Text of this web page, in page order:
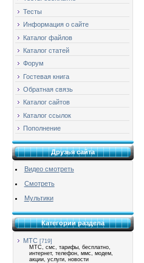
Тесты
Информация о сайте
Каталог файлов
Каталог статей
Форум
Гостевая книга
Обратная связь
Каталог сайтов
Каталог ссылок
Пополнение
Друзья сайта
Видео смотреть
Смотреть
Мультики
Категории раздела
МТС [719]
МТС, смс, тарифы, бесплатно,
интернет, телефон, ммс, модем,
акции, услуги, новости